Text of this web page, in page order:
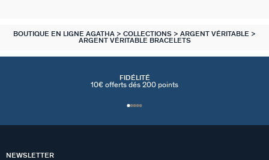
BOUTIQUE EN LIGNE AGATHA COLLECTIONS
ARGENT VÉRITABLE
ARGENT VÉRITABLE BRACELETS
FIDÉLITÉ
10€ offerts dés 200 points
NEWSLETTER